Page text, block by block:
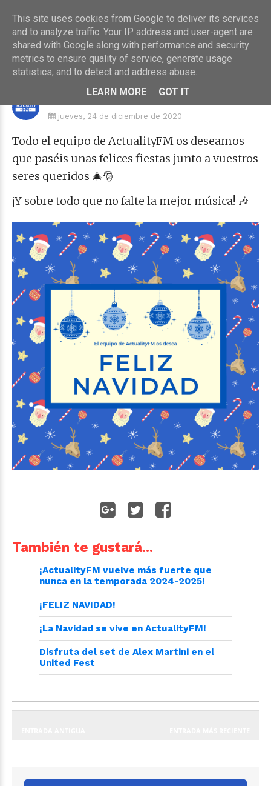
HOME›ACTUALITYFM
¡FELICES FIESTAS!
jueves, 24 de diciembre de 2020
Todo el equipo de ActualityFM os deseamos
que paséis unas felices fiestas junto a vuestros
seres queridos 🎄🎅
¡Y sobre todo que no falte la mejor música! 🎶
También te gustará...
¡ActualityFM vuelve más fuerte que
nunca en la temporada 2024-2025!
¡FELIZ NAVIDAD!
¡La Navidad se vive en ActualityFM!
Disfruta del set de Alex Martini en el
United Fest
This site uses cookies from Google to deliver its services
and to analyze traffic. Your IP address and user-agent are
shared with Google along with performance and security
metrics to ensure quality of service, generate usage
statistics, and to detect and address abuse.
LEARN MORE
GOT IT